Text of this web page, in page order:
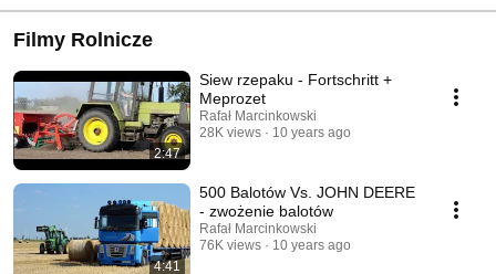
Filmy Rolnicze
2:47
Siew rzepaku - Fortschritt +
Meprozet
Rafał Marcinkowski
28K views
10 years ago
4:41
500 Balotów Vs. JOHN DEERE
- zwożenie balotów
Rafał Marcinkowski
76K views
10 years ago